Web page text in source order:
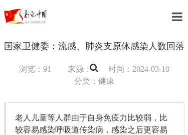
财经
国家卫健委：流感、肺炎支原体感染人数回落
浏览：91 来源：
时间：2024-03-18
分类：健康
老人儿童等人群由于自身免疫力比较弱，比
较容易感染呼吸道传染病，感染之后更容易